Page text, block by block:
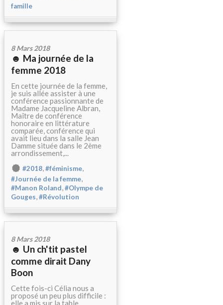
famille
8 Mars 2018
☻ Ma journée de la
femme 2018
En cette journée de la femme,
je suis allée assister à une
conférence passionnante de
Madame Jacqueline Albran,
Maître de conférence
honoraire en littérature
comparée, conférence qui
avait lieu dans la salle Jean
Damme située dans le 2ème
arrondissement,...
#2018,#féminisme,
#Journée de la femme,
#Manon Roland,#Olympe de
Gouges,#Révolution
8 Mars 2018
☻ Un ch'tit pastel
comme dirait Dany
Boon
Cette fois-ci Célia nous a
proposé un peu plus difficile :
elle a mis sur la table